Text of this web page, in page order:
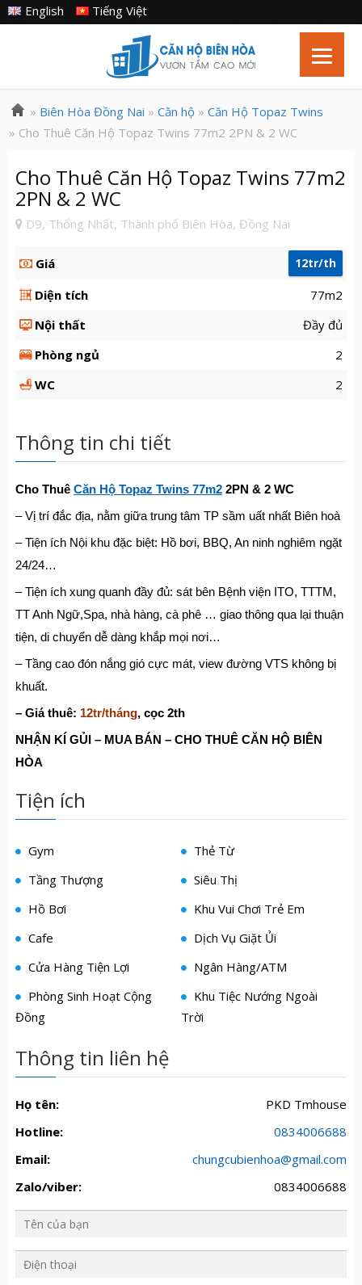
Tiếng Việt
English
» Biên Hòa Đồng Nai » Căn hộ» Căn Hộ Topaz Twins
» Cho Thuê Căn Hộ Topaz Twins 77m2 2PN & 2 WC
Cho Thuê Căn Hộ Topaz Twins 77m2
2PN & 2 WC
D9, Thống Nhất, Thành phố Biên Hòa, Đồng Nai
Giá 12tr/th
Diện tích
77m2
Nội thất
Đầy đủ
Phòng ngủ
2
WC
2
Thông tin chi tiết
Cho Thuê Căn Hộ Topaz Twins 77m22PN & 2 WC
– Vị trí đắc địa, nằm giữa trung tâm TP sầm uất nhất Biên hoà
– Tiện ích Nội khu đặc biệt: Hồ bơi, BBQ, An ninh nghiêm ngặt
24/24…
– Tiện ích xung quanh đầy đủ: sát bên Bệnh viện ITO, TTTM,
TT Anh Ngữ,Spa, nhà hàng, cà phê … giao thông qua lại thuận
tiện, di chuyển dễ dàng khắp mọi nơi…
– Tầng cao đón nắng gió cực mát, view đường VTS không bị
khuất.
– Giá thuê: 12tr/tháng, cọc 2th
NHẬN KÍ GỦI – MUA BÁN – CHO THUÊ CĂN HỘ BIÊN
HÒA
Tiện ích
Gym
Thẻ Từ
Tầng Thượng
Siêu Thị
Hồ Bơi
Khu Vui Chơi Trẻ Em
Cafe
Dịch Vụ Giặt Ủi
Cửa Hàng Tiện Lợi
Ngân Hàng/ATM
Phòng Sinh Hoạt Cộng
Đồng
Khu Tiệc Nướng Ngoài
Trời
Thông tin liên hệ
Họ tên:
PKD Tmhouse
Hotline:
0834006688
Email:
chungcubienhoa@gmail.com
Zalo/viber:
0834006688